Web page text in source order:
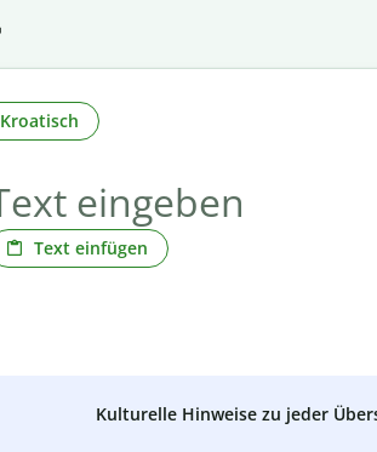
Text einfügen
Kroatisch
Kulturelle Hinweise zu jeder